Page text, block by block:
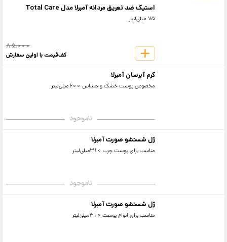
استیک ضد تعریق مردانه آمبرلا مدل Total Care
75 میلی‌لیتر
85,000
کف‌قیمت با اولین سفارش
کرم آبرسان آمبرلا
مخصوص پوست خشک و حساس 600میلی‌لیتر
ناموجود
ژل شستشو صورت آمبرلا
مناسب برای پوست چرب 310میلی‌لیتر
ناموجود
ژل شستشو صورت آمبرلا
مناسب برای انواع پوست 310میلی‌لیتر